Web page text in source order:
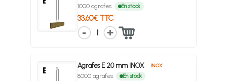
1000 agrafes En stock
33.60€ TTC
1
Agrafes E 20 mm INOX INOX
8000 agrafes En stock